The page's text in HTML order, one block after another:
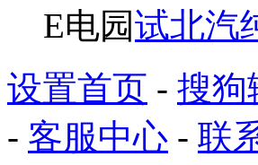
E电园试北汽
设置首页 - 搜狗
- 客服中心 - 联